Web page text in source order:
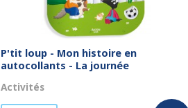
P'tit loup - Mon histoire en
autocollants - La journée
Activités